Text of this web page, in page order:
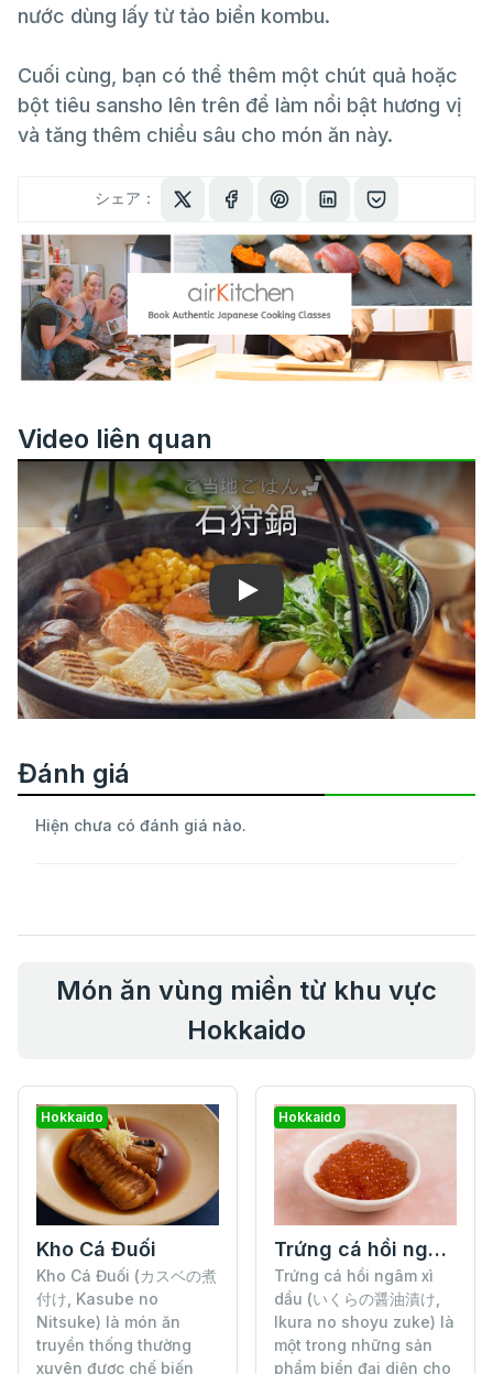
nước dùng lấy từ tảo biển kombu.
Cuối cùng, bạn có thể thêm một chút quả hoặc
bột tiêu sansho lên trên để làm nổi bật hương vị
và tăng thêm chiều sâu cho món ăn này.
シェア：
Video liên quan
Play
Đánh giá
Hiện chưa có đánh giá nào.
Món ăn vùng miền từ khu vực
Hokkaido
Hokkaido
Kho Cá Đuối
Kho Cá Đuối (カスベの煮
付け, Kasube no
Nitsuke) là món ăn
truyền thống thường
xuyên được chế biến
Hokkaido
Trứng cá hồi ngâm xì dầu
Trứng cá hồi ngâm xì
dầu (いくらの醤油漬け,
Ikura no shoyu zuke) là
một trong những sản
phẩm biển đại diện cho